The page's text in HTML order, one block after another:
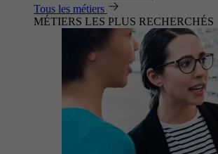
Tous les métiers
MÉTIERS LES PLUS RECHERCHÉS